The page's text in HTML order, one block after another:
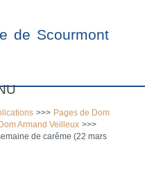
de Scourmont
>>> Pages de Dom
Armand Veilleux >>>
de carême (22 mars